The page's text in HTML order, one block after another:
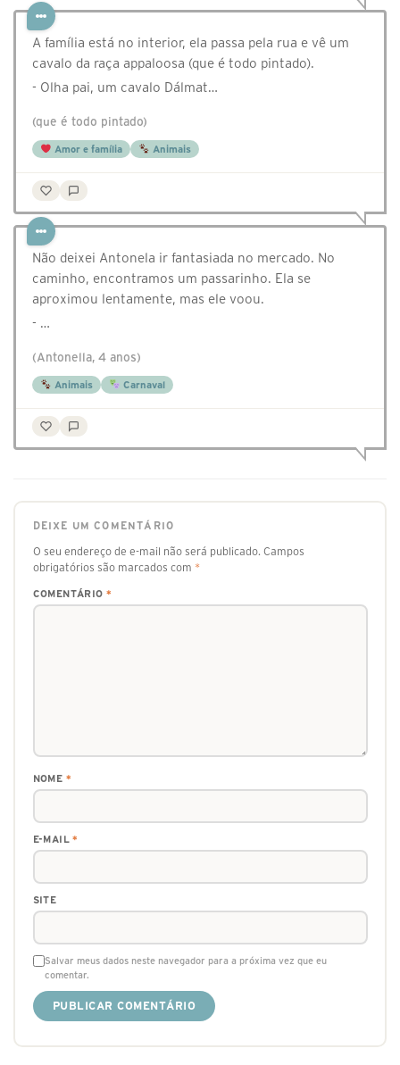
A família está no interior, ela passa pela rua e vê um
cavalo da raça appaloosa (que é todo pintado).
- Olha pai, um cavalo Dálmat…
(que é todo pintado)
Amor e família Animais
Não deixei Antonela ir fantasiada no mercado. No
caminho, encontramos um passarinho. Ela se
aproximou lentamente, mas ele voou.
- …
(Antonella, 4 anos)
Animais Carnaval
DEIXE UM COMENTÁRIO
O seu endereço de e-mail não será publicado. Campos
obrigatórios são marcados com *
COMENTÁRIO *
NOME *
E-MAIL*
SITE
Salvar meus dados neste navegador para a próxima vez que eu
comentar.